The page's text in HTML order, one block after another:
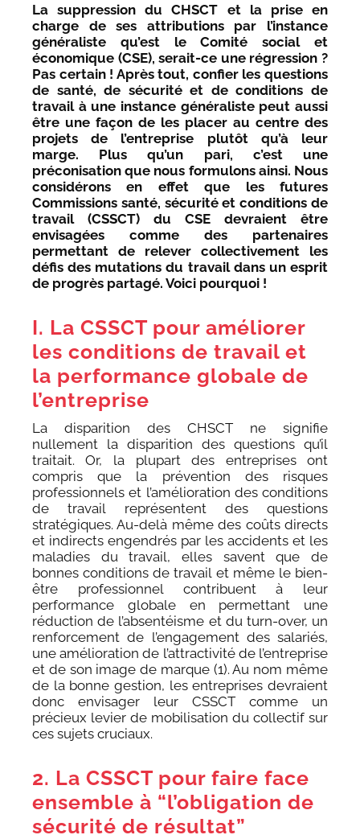
La suppression du CHSCT et la prise en
charge de ses attributions par l’instance
généraliste qu’est le Comité social et
économique (CSE), serait-ce une régression ?
Pas certain ! Après tout, confier les questions
de santé, de sécurité et de conditions de
travail à une instance généraliste peut aussi
être une façon de les placer au centre des
projets de l’entreprise plutôt qu’à leur
marge. Plus qu’un pari, c’est une
préconisation que nous formulons ainsi. Nous
considérons en effet que les futures
Commissions santé, sécurité et conditions de
travail (CSSCT) du CSE devraient être
envisagées comme des partenaires
permettant de relever collectivement les
défis des mutations du travail dans un esprit
de progrès partagé. Voici pourquoi !
I. La CSSCT pour améliorer
les conditions de travail et
la performance globale de
l’entreprise
La disparition des CHSCT ne signifie
nullement la disparition des questions qu’il
traitait. Or, la plupart des entreprises ont
compris que la prévention des risques
professionnels et l’amélioration des conditions
de travail représentent des questions
stratégiques. Au-delà même des coûts directs
et indirects engendrés par les accidents et les
maladies du travail, elles savent que de
bonnes conditions de travail et même le bien-
être professionnel contribuent à leur
performance globale en permettant une
réduction de l’absentéisme et du turn-over, un
renforcement de l’engagement des salariés,
une amélioration de l’attractivité de l’entreprise
et de son image de marque (1). Au nom même
de la bonne gestion, les entreprises devraient
donc envisager leur CSSCT comme un
précieux levier de mobilisation du collectif sur
ces sujets cruciaux.
2. La CSSCT pour faire face
ensemble à “l’obligation de
sécurité de résultat”